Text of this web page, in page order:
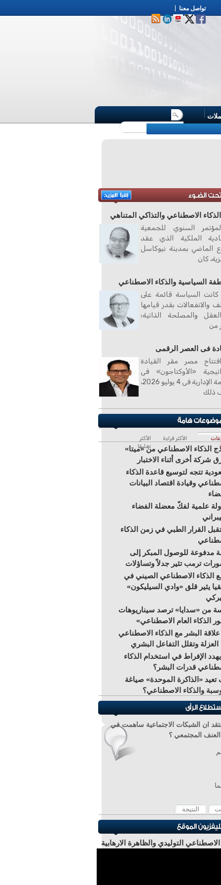
تواصل معنا
الاصطناعي والتذاكي المتناهي
السنوي للجمعية
الملكية الذي عقد
الماضي بمدينة نيوكاسل
كان
السياسية والذكاء الاصطناعي
كانت السياسة قائمة على
والانفعالات بقدر قيامها
والمصلحة الذاتية؛
من
فى العصر الرقمى
مصر مقر القيادة
«الأوكتاجون» فى
العاصمة الإدارية فى 4 يوليو 2026،
ذلك
الأكثر قراءة
الأكثر
تعليقا
الذكاء الاصطناعي من «ميتا»
شركة أخرى أثناء الاختبار
تتجه لتوسيع قاعدة الذكاء
وقيادة اقتصاد البيانات
علمية لفكّ معضلة الفضاء
القرار الطبي في زمن الذكاء
مدفوعة للوصول المبكر إلى
ترمب تثير جدلاً وتساؤلات
الذكاء الاصطناعي الصيني في
يثير قلق «وادي السيليكون»
من «سدايا» ترصد سيناريوهات
الذكاء العام الاصطناعي»
البشر مع الذكاء الاصطناعي
العزلة وتقلل التفاعل البشري
الإفراط في استخدام الذكاء
قدرات البشر؟
«الذاكرة الموحدة» صياغة
والذكاء الاصطناعي؟
ان الشبكات الاجتماعية ساهمت في
العنف المجتمعي ؟
الاصطناعي التوليدي والظاهرة الارهابية